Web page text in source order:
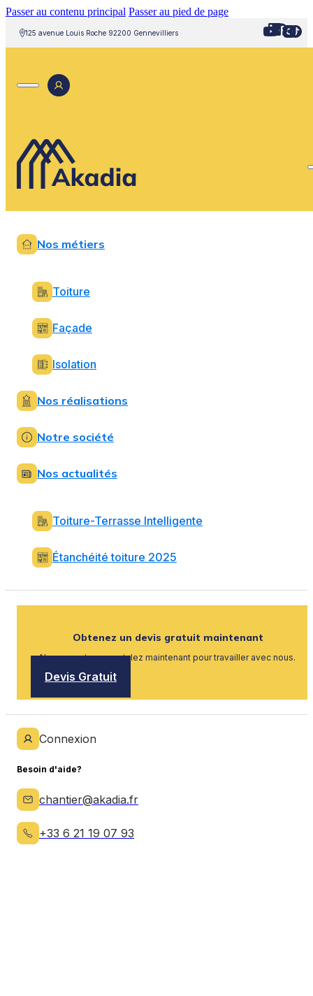
Passer au contenu principal Passer au pied de page
125 avenue Louis Roche 92200 Gennevilliers
Nos métiers
Toiture
Façade
Isolation
Nos réalisations
Notre société
Nos actualités
Toiture-Terrasse Intelligente
Étanchéité toiture 2025
Obtenez un devis gratuit maintenant
Nous recrutons, postulez maintenant pour travailler avec nous.
Devis Gratuit
Connexion
Besoin d'aide?
chantier@akadia.fr
+33 6 21 19 07 93